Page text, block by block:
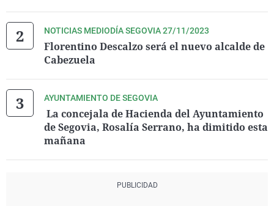
NOTICIAS MEDIODÍA SEGOVIA 27/11/2023
Florentino Descalzo será el nuevo alcalde de
Cabezuela
AYUNTAMIENTO DE SEGOVIA
​ La concejala de Hacienda del Ayuntamiento
de Segovia, Rosalía Serrano, ha dimitido esta
mañana